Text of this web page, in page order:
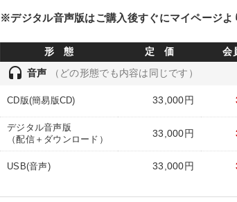
※デジタル音声版はご購入後すぐにマイページよ
形 態 定 価 会
headset 音声 （どの形態でも内容は同じです）
CD版(簡易版CD) 33,000円
デジタル音声版
（配信＋ダウンロード）
33,000円
USB(音声) 33,000円